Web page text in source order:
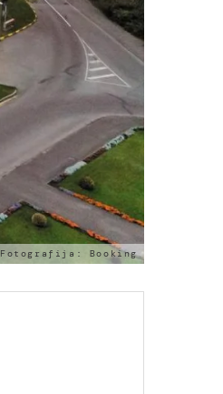
Fotografija: Booking